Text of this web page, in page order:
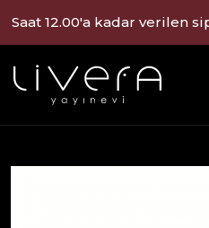
Saat 12.00'a kadar verilen